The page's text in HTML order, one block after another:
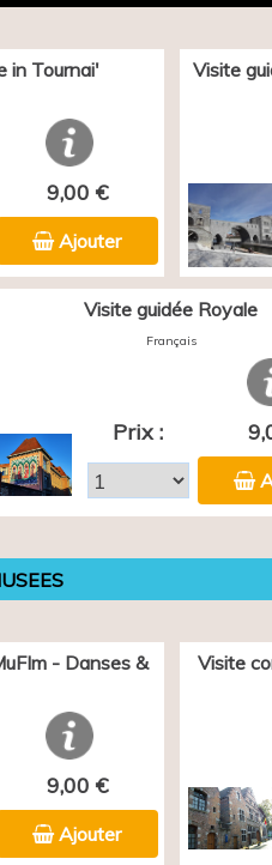
in Tournai'
9,00 €
Ajouter
Visite
Visite guidée Royale
Français
Prix :
- Danses &
9,00 €
Ajouter
Visite